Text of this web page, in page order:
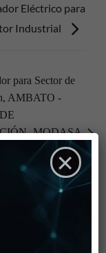
Eléctrico para
Industrial
PARA SECTOR
×